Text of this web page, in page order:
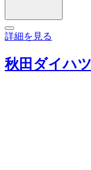
詳細を見る
秋田ダイハ